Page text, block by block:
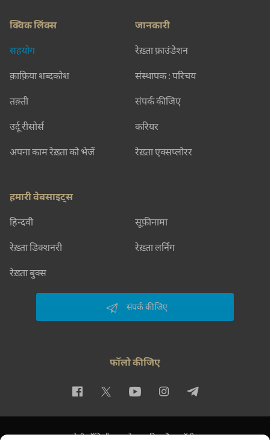
क्विक लिंक्स
सहयोग
क़ाफ़िया शब्दकोश
तक़्ती
उर्दू रीसोर्स
अपना काम रेख़्ता को भेजें
जानकारी
रेख़्ता फ़ाउंडेशन
संस्थापक : परिचय
संपर्क कीजिए
करियर
रेख़्ता एक्सप्लोरर
हमारी वेबसाइट्स
हिन्दवी सूफ़ीनामा
रेख़्ता डिक्शनरी रेख़्ता लर्निंग
रेख़्ता बुक्स
संपर्क कीजिए
फॉलो कीजिए
प्राइवेसी पॉलिसी इस्तेमाल की शर्तें कॉपीराइट